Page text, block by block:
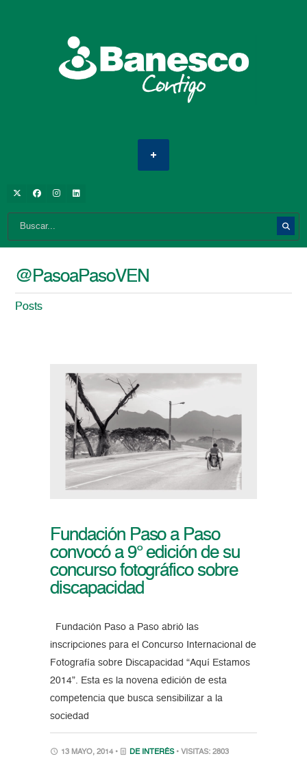
@PasoaPasoVEN
Posts
Fundación Paso a Paso
convocó a 9° edición de su
concurso fotográfico sobre
discapacidad
Fundación Paso a Paso abrió las
inscripciones para el Concurso Internacional de
Fotografía sobre Discapacidad “Aquí Estamos
2014”. Esta es la novena edición de esta
competencia que busca sensibilizar a la
sociedad
13 MAYO, 2014 • DE INTERÉS • VISITAS: 2803